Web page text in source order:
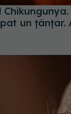
un țânțar.